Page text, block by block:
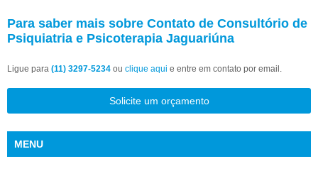
Para saber mais sobre Contato de Consultório de
Psiquiatria e Psicoterapia Jaguariúna
Ligue para (11) 3297-5234 ou clique aqui e entre em contato por email.
Solicite um orçamento
MENU